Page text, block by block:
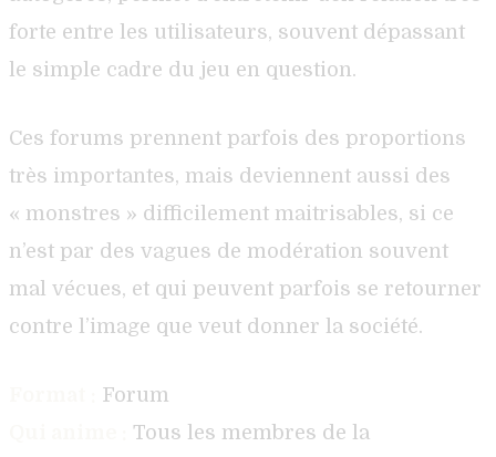
forte entre les utilisateurs, souvent dépassant
le simple cadre du jeu en question.
Ces forums prennent parfois des proportions
très importantes, mais deviennent aussi des
« monstres » difficilement maitrisables, si ce
n’est par des vagues de modération souvent
mal vécues, et qui peuvent parfois se retourner
contre l’image que veut donner la société.
Forum
Tous les membres de la